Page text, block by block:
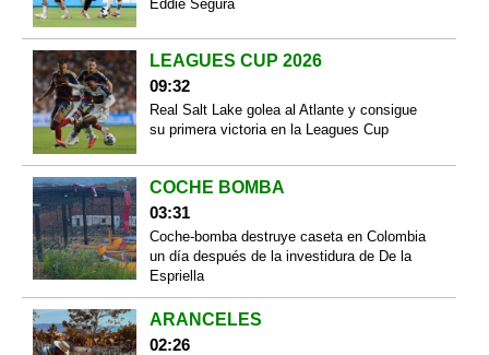
Eddie Segura
LEAGUES CUP 2026
09:32
Real Salt Lake golea al Atlante y consigue
su primera victoria en la Leagues Cup
COCHE BOMBA
03:31
Coche-bomba destruye caseta en Colombia
un día después de la investidura de De la
Espriella
ARANCELES
02:26